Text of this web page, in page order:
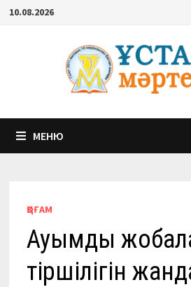
Перейти
содержимому
10.08.2026
МЕНЮ
ҚОҒАМ
Ауқымды
тіршілігін